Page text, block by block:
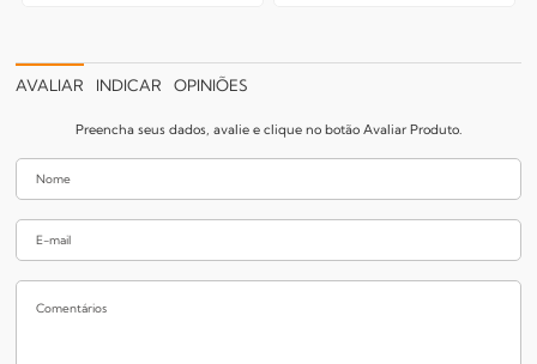
AVALIAR INDICAR OPINIÕES
Preencha seus dados, avalie e clique no botão Avaliar Produto.